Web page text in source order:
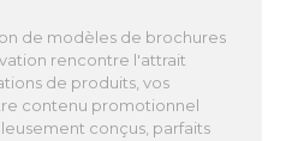
de modèles de brochures
rencontre l'attrait
de produits, vos
contenu promotionnel
conçus, parfaits